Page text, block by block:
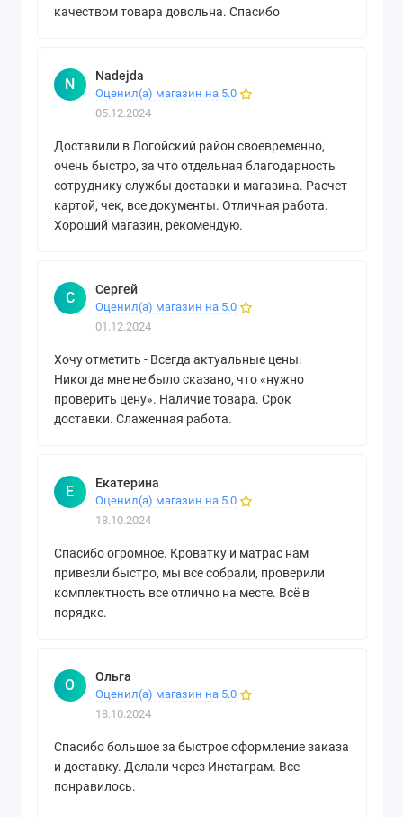
качеством товара довольна. Спасибо
N Nadejda
Оценил(а) магазин на 5.0
05.12.2024
Доставили в Логойский район своевременно,
очень быстро, за что отдельная благодарность
сотруднику службы доставки и магазина. Расчет
картой, чек, все документы. Отличная работа.
Хороший магазин, рекомендую.
С Сергей
Оценил(а) магазин на 5.0
01.12.2024
Хочу отметить - Всегда актуальные цены.
Никогда мне не было сказано, что «нужно
проверить цену». Наличие товара. Срок
доставки. Слаженная работа.
Е Екатерина
Оценил(а) магазин на 5.0
18.10.2024
Спасибо огромное. Кроватку и матрас нам
привезли быстро, мы все собрали, проверили
комплектность все отлично на месте. Всё в
порядке.
О Ольга
Оценил(а) магазин на 5.0
18.10.2024
Спасибо большое за быстрое оформление заказа
и доставку. Делали через Инстаграм. Все
понравилось.